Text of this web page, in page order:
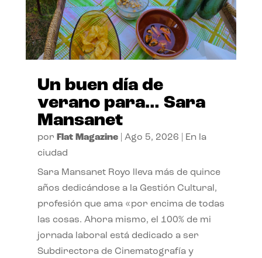
Un buen día de
verano para… Sara
Mansanet
por Flat Magazine| Ago 5, 2026
En la
ciudad
Sara Mansanet Royo lleva más de quince
años dedicándose a la Gestión Cultural,
profesión que ama «por encima de todas
las cosas. Ahora mismo, el 100% de mi
jornada laboral está dedicado a ser
Subdirectora de Cinematografía y